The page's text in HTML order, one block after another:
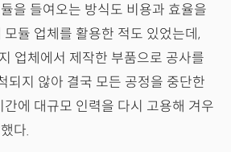
을 들여오는 방식도 비용과 효율을
모듈 업체를 활용한 적도 있었는데,
업체에서 제작한 부품으로 공사를
되지 않아 결국 모든 공정을 중단한
간에 대규모 인력을 다시 고용해 겨우
다.